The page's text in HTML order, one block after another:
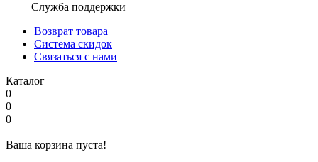
Служба поддержки
Возврат товара
Система скидок
Связаться с нами
Каталог
0
0
0
Ваша корзина пуста!